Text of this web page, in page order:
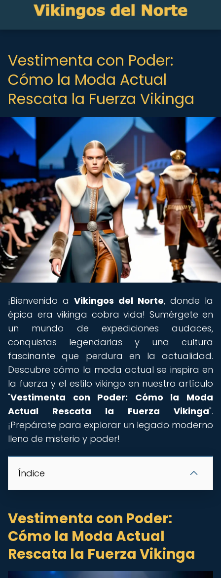
Vestimenta con Poder:
Cómo la Moda Actual
Rescata la Fuerza Vikinga
¡Bienvenido a Vikingos del Norte, donde la
épica era vikinga cobra vida! Sumérgete en
un mundo de expediciones audaces,
conquistas legendarias y una cultura
fascinante que perdura en la actualidad.
Descubre cómo la moda actual se inspira en
la fuerza y el estilo vikingo en nuestro artículo
"Vestimenta con Poder: Cómo la Moda
Actual Rescata la Fuerza Vikinga".
¡Prepárate para explorar un legado moderno
lleno de misterio y poder!
Índice
Vestimenta con Poder:
Cómo la Moda Actual
Rescata la Fuerza Vikinga